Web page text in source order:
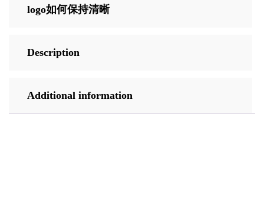
logo如何保持清晰
Description
Additional information